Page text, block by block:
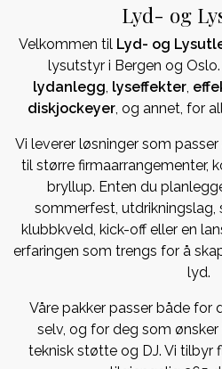
Lyd- og
Velkommen til Lyd- og
lysutstyr i Bergen og
lydanlegg, lyseffekter,
diskjockeyer, og annet, for
Vi leverer løsninger som
til større firmaarrangementer,
bryllup. Enten du
sommerfest, utdrikningslag,
klubbkveld, kick-off eller en
erfaringen som trengs for å
lyd.
Våre pakker passer både for
selv, og for deg som
teknisk støtte og DJ. Vi tilbyr